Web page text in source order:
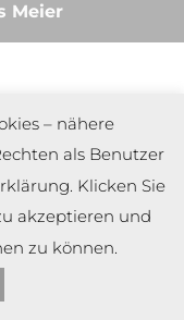
Meier
– nähere
als Benutzer
Klicken Sie
akzeptieren und
zu können.